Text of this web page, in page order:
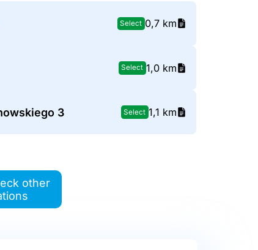
Select 0,7 km
Select 1,0 km
3 Select 1,1 km
other